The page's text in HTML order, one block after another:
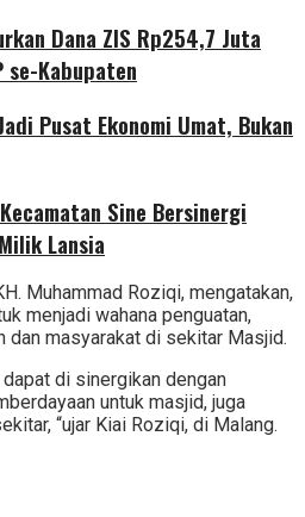
Dana ZIS Rp254,7 Juta
se-Kabupaten
Pusat Ekonomi Umat, Bukan
Sine Bersinergi
Lansia
Muhammad Roziqi, mengatakan,
menjadi wahana penguatan,
dan masyarakat di sekitar Masjid.
di sinergikan dengan
untuk masjid, juga
“ujar Kiai Roziqi, di Malang.